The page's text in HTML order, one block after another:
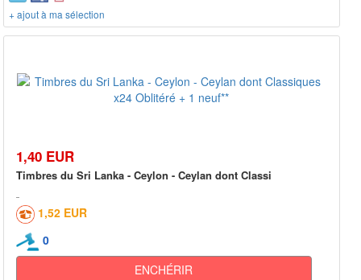
+ ajout à ma sélection
1,40 EUR
Timbres du Sri Lanka - Ceylon - Ceylan dont Classi
1,52 EUR
0
ENCHÉRIR